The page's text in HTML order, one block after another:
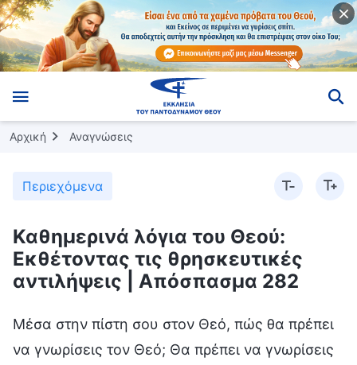
Αρχική Αναγνώσεις
Περιεχόμενα
Καθημερινά λόγια του Θεού:
Εκθέτοντας τις θρησκευτικές
αντιλήψεις | Απόσπασμα 282
Μέσα στην πίστη σου στον Θεό, πώς θα πρέπει
να γνωρίσεις τον Θεό; Θα πρέπει να γνωρίσεις